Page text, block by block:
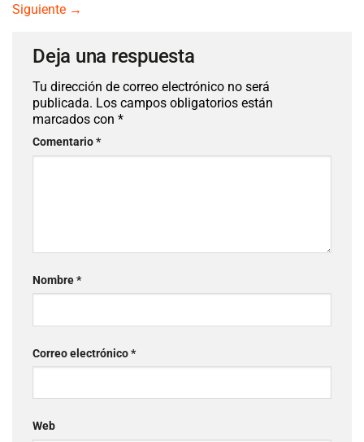
Siguiente→
Deja una respuesta
Tu dirección de correo electrónico no será
publicada. Los campos obligatorios están marcados
con*
Comentario*
Nombre*
Correo electrónico
Web